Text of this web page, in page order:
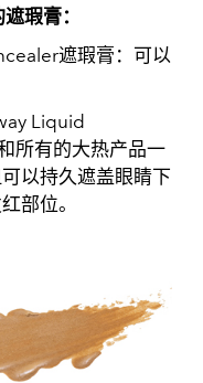
瑕膏：
遮瑕膏：可以
Liquid
所有的大热产品一
以持久遮盖眼睛下
部位。